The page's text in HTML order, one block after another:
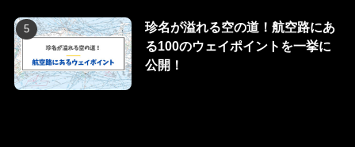
珍名が溢れる空の道！航空路にあ
る100のウェイポイントを一挙に
公開！